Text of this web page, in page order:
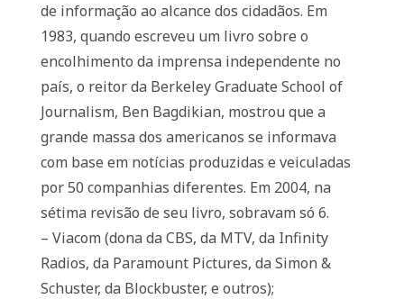
de informação ao alcance dos cidadãos. Em
1983, quando escreveu um livro sobre o
encolhimento da imprensa independente no
país, o reitor da Berkeley Graduate School of
Journalism, Ben Bagdikian, mostrou que a
grande massa dos americanos se informava
com base em notícias produzidas e veiculadas
por 50 companhias diferentes. Em 2004, na
sétima revisão de seu livro, sobravam só 6.
– Viacom (dona da CBS, da MTV, da Infinity
Radios, da Paramount Pictures, da Simon &
Schuster, da Blockbuster, e outros);